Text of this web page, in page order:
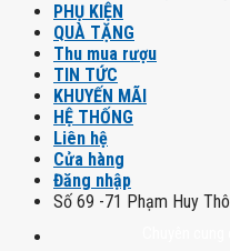
PHỤ KIỆN
QUÀ TẶNG
Thu mua rượu
TIN TỨC
KHUYẾN MÃI
HỆ THỐNG
Liên hệ
Cửa hàng
Đăng nhập
Số 69 -71 Phạm Huy